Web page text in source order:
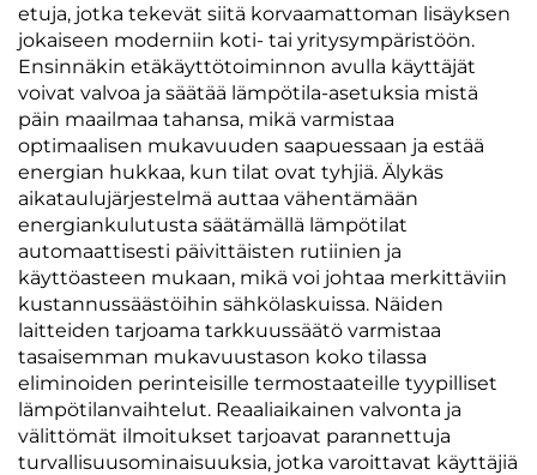
etuja, jotka tekevät siitä korvaamattoman lisäyksen
jokaiseen moderniin koti- tai yritysympäristöön.
Ensinnäkin etäkäyttötoiminnon avulla käyttäjät
voivat valvoa ja säätää lämpötila-asetuksia mistä
päin maailmaa tahansa, mikä varmistaa
optimaalisen mukavuuden saapuessaan ja estää
energian hukkaa, kun tilat ovat tyhjiä. Älykäs
aikataulujärjestelmä auttaa vähentämään
energiankulutusta säätämällä lämpötilat
automaattisesti päivittäisten rutiinien ja
käyttöasteen mukaan, mikä voi johtaa merkittäviin
kustannussäästöihin sähkölaskuissa. Näiden
laitteiden tarjoama tarkkuussäätö varmistaa
tasaisemman mukavuustason koko tilassa
eliminoiden perinteisille termostaateille tyypilliset
lämpötilanvaihtelut. Reaaliaikainen valvonta ja
välittömät ilmoitukset tarjoavat parannettuja
turvallisuusominaisuuksia, jotka varoittavat käyttäjiä